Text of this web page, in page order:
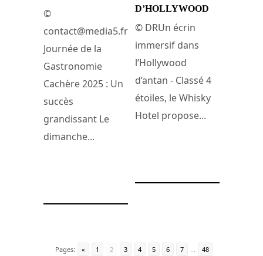
©
contact@media5.fr
Journée de la
Gastronomie
Cachère 2025 : Un
succès
grandissant Le
dimanche...
D’HOLLYWOOD
© DRUn écrin
immersif dans
l’Hollywood
d’antan - Classé 4
étoiles, le Whisky
Hotel propose...
Pages: « 1 2 3 4 5 6 7 ... 48